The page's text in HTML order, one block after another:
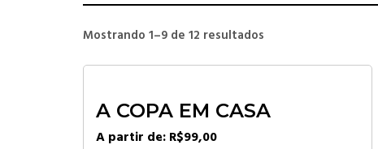
Mostrando 1–9 de 12 resultados
A COPA EM CASA
A partir de:R$99,00